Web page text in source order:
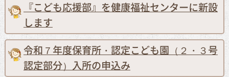
『こども応援部』を健康福祉センターに新設
します
令和７年度保育所・認定こども園（２・３号
認定部分）入所の申込み